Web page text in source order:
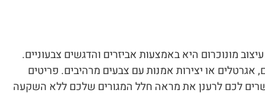
מונוכרום היא באמצעות אביזרים והדגשים צבעוניים.
אגרטלים או יצירות אמנות עם צבעים מרהיבים. פריטים
לכם לרענן את מראה חלל המגורים שלכם ללא השקעה